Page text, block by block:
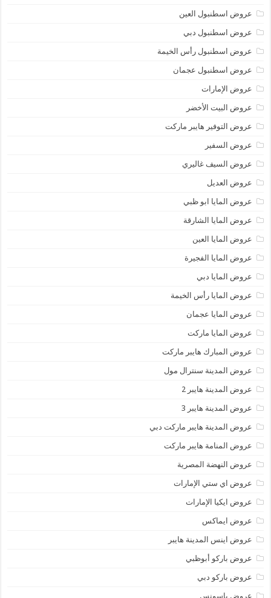
عروض اسطنبول العين
عروض اسطنبول دبي
عروض اسطنبول رأس الخيمة
عروض اسطنبول عجمان
عروض الإمارات
عروض البيت الأخضر
عروض التوفير هايبر ماركت
عروض السفير
عروض السيف غاليري
عروض العديل
عروض المايا ابو ظبي
عروض المايا الشارقة
عروض المايا العين
عروض المايا الفجيرة
عروض المايا دبي
عروض المايا رأس الخيمة
عروض المايا عجمان
عروض المايا ماركت
عروض المبارك هايبر ماركت
عروض المدينة سنترال مول
عروض المدينة هايبر 2
عروض المدينة هايبر 3
عروض المدينة هايبر ماركت دبي
عروض المنامة هايبر ماركت
عروض النهضة المصرية
عروض اي ستي الإمارات
عروض ايكيا الإمارات
عروض ايماكس
عروض اينس المدينة هايبر
عروض باركو أبوظبي
عروض باركو دبي
عروض باسونس